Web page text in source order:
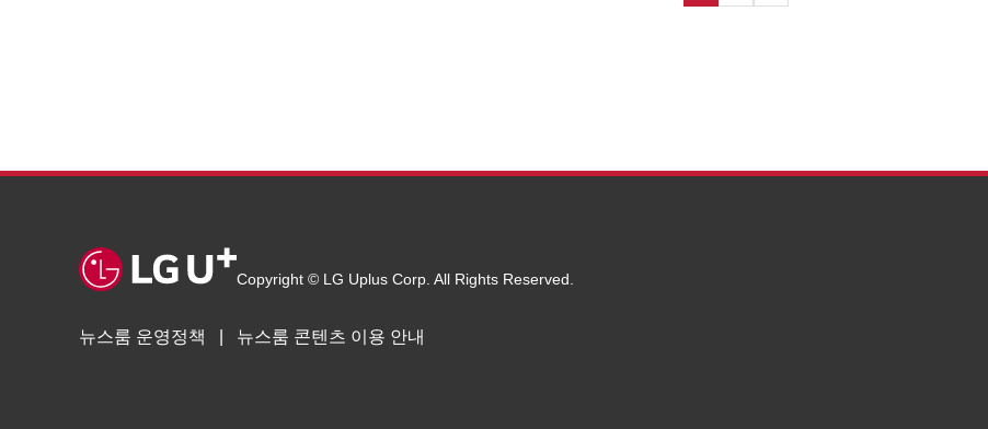
Copyright © LG Uplus Corp. All Rights Reserved.
뉴스룸 운영정책 뉴스룸 콘텐츠 이용 안내